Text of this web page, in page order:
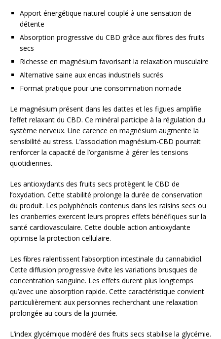
Apport énergétique naturel couplé à une sensation de
détente
Absorption progressive du CBD grâce aux fibres des fruits
secs
Richesse en magnésium favorisant la relaxation musculaire
Alternative saine aux encas industriels sucrés
Format pratique pour une consommation nomade
Le magnésium présent dans les dattes et les figues amplifie
l’effet relaxant du CBD. Ce minéral participe à la régulation du
système nerveux. Une carence en magnésium augmente la
sensibilité au stress. L’association magnésium-CBD pourrait
renforcer la capacité de l’organisme à gérer les tensions
quotidiennes.
Les antioxydants des fruits secs protègent le CBD de
l’oxydation. Cette stabilité prolonge la durée de conservation
du produit. Les polyphénols contenus dans les raisins secs ou
les cranberries exercent leurs propres effets bénéfiques sur la
santé cardiovasculaire. Cette double action antioxydante
optimise la protection cellulaire.
Les fibres ralentissent l’absorption intestinale du cannabidiol.
Cette diffusion progressive évite les variations brusques de
concentration sanguine. Les effets durent plus longtemps
qu’avec une absorption rapide. Cette caractéristique convient
particulièrement aux personnes recherchant une relaxation
prolongée au cours de la journée.
L’index glycémique modéré des fruits secs stabilise la glycémie.